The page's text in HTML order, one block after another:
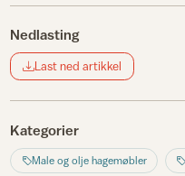
Nedlasting
Last ned artikkel
Kategorier
Male og olje hagemøbler